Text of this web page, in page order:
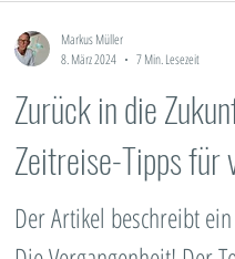
Methodik
Zurück in die
Zeitreise-Tipps für
Der Artikel beschreibt
Markus Müller
8. März 2024
7 Min. Lesezeit